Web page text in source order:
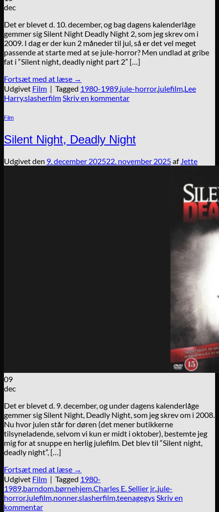
dec
Det er blevet d. 10. december, og bag dagens kalenderlåge
gemmer sig Silent Night Deadly Night 2, som jeg skrev om i
2009. I dag er der kun 2 måneder til jul, så er det vel meget
passende at starte med at se jule-horror? Men undlad at gribe
fat i “Silent night, deadly night part 2” […]
Fortsæt med at læse →
Udgivet Film | Tagged 1980-1989,jule-horror,julefilm,Lee
Harry,slasherfilmSkriv en kommentar
Film
Silent Night, Deadly Night
Udgivet den 9. december 202522. november 2025af Jette
09
dec
Det er blevet d. 9. december, og under dagens kalenderlåge
gemmer sig Silent Night, Deadly Night, som jeg skrev om i 2008.
Nu hvor julen står for døren (det mener butikkerne
tilsyneladende, selvom vi kun er midt i oktober), bestemte jeg
mig for at snuppe en herlig julefilm. Det blev til “Silent night,
deadly night”, […]
Fortsæt med at læse →
Udgivet Film | Tagged 1980-
1989,barndom,børnehjem,Charles E. Sellier jr.,jule-
horror,julefilm,nonner,slasherfilm,teenagegysSkriv en
kommentar